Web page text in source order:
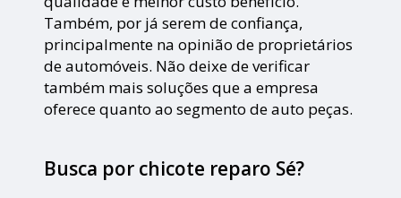
Também, por já serem de confiança,
principalmente na opinião de proprietários
de automóveis. Não deixe de verificar
também mais soluções que a empresa
oferece quanto ao segmento de auto peças.
Busca por chicote reparo Sé?